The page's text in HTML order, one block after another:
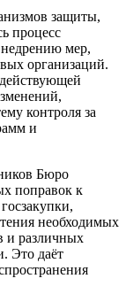
защиты,
процесс
мер,
организаций.
контроля за
и
Бюро
поправок к
необходимых
и различных
Это даёт